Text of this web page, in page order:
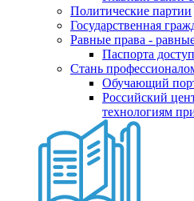
Политические партии
Государственная
Равные права -
Паспорта
Стань
Обучающий
Российский
технологиям